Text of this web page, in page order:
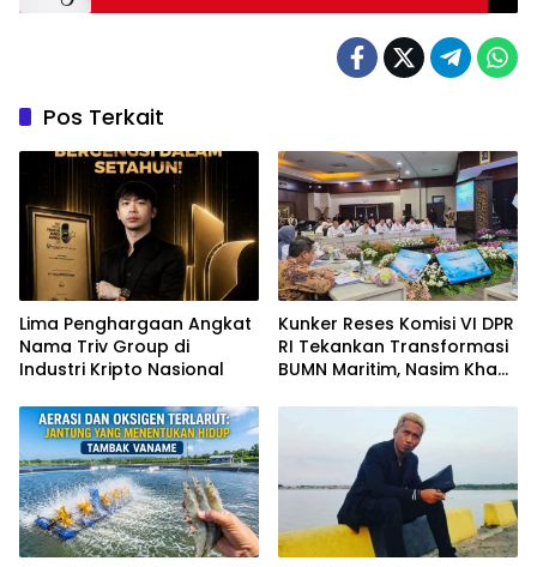
Pos Terkait
Lima Penghargaan Angkat
Nama Triv Group di
Industri Kripto Nasional
Kunker Reses Komisi VI DPR
RI Tekankan Transformasi
BUMN Maritim, Nasim Khan
Laut